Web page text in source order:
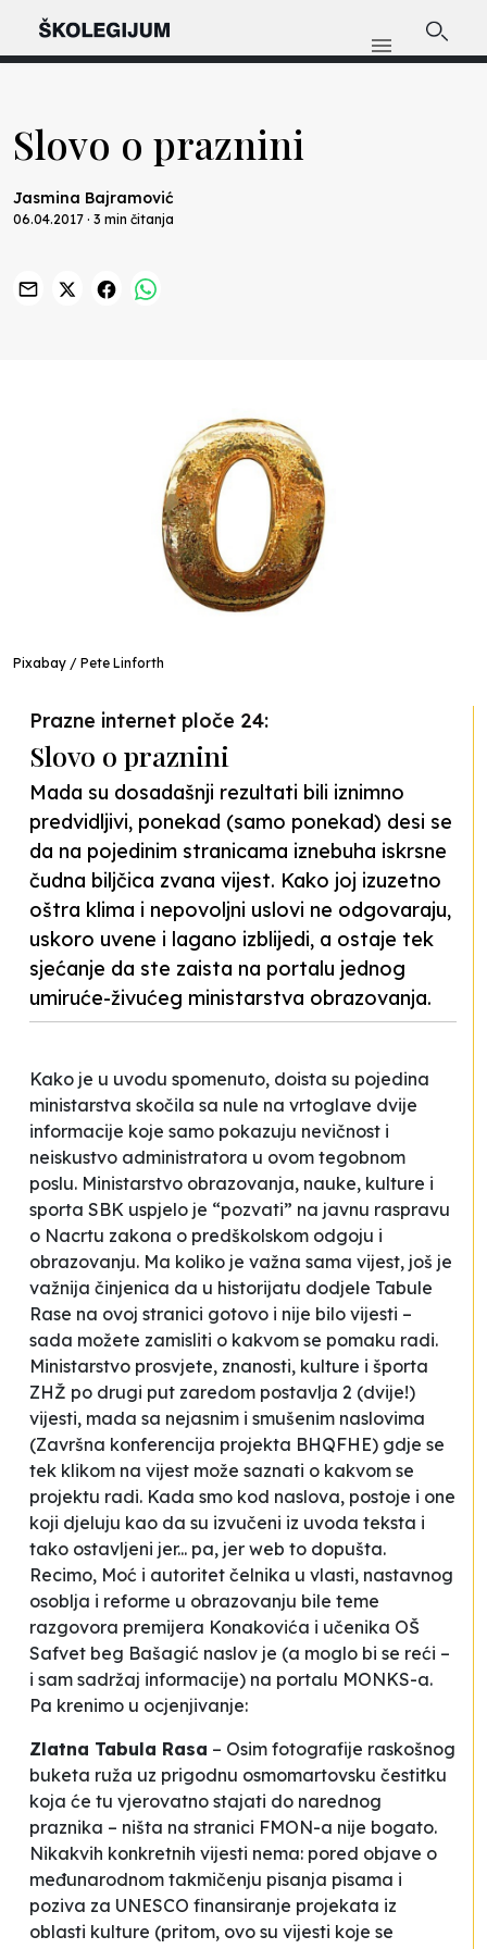
Slovo o praznini
Jasmina Bajramović
06.04.2017 · 3 min čitanja
Pixabay / Pete Linforth
Prazne internet ploče 24:
Slovo o praznini
Mada su dosadašnji rezultati bili iznimno
predvidljivi, ponekad (samo ponekad) desi se
da na pojedinim stranicama iznebuha iskrsne
čudna biljčica zvana vijest. Kako joj izuzetno
oštra klima i nepovoljni uslovi ne odgovaraju,
uskoro uvene i lagano izblijedi, a ostaje tek
sjećanje da ste zaista na portalu jednog
umiruće-živućeg ministarstva obrazovanja.
Kako je u uvodu spomenuto, doista su pojedina
ministarstva skočila sa nule na vrtoglave dvije
informacije koje samo pokazuju nevičnost i
neiskustvo administratora u ovom tegobnom
poslu. Ministarstvo obrazovanja, nauke, kulture i
sporta SBK uspjelo je “pozvati” na javnu raspravu
o Nacrtu zakona o predškolskom odgoju i
obrazovanju. Ma koliko je važna sama vijest, još je
važnija činjenica da u historijatu dodjele Tabule
Rase na ovoj stranici gotovo i nije bilo vijesti –
sada možete zamisliti o kakvom se pomaku radi.
Ministarstvo prosvjete, znanosti, kulture i športa
ZHŽ po drugi put zaredom postavlja 2 (dvije!)
vijesti, mada sa nejasnim i smušenim naslovima
(Završna konferencija projekta BHQFHE) gdje se
tek klikom na vijest može saznati o kakvom se
projektu radi. Kada smo kod naslova, postoje i one
koji djeluju kao da su izvučeni iz uvoda teksta i
tako ostavljeni jer... pa, jer web to dopušta.
Recimo, Moć i autoritet čelnika u vlasti, nastavnog
osoblja i reforme u obrazovanju bile teme
razgovora premijera Konakovića i učenika OŠ
Safvet beg Bašagić naslov je (a moglo bi se reći –
i sam sadržaj informacije) na portalu MONKS-a.
Pa krenimo u ocjenjivanje:
Zlatna Tabula Rasa – Osim fotografije raskošnog
buketa ruža uz prigodnu osmomartovsku čestitku
koja će tu vjerovatno stajati do narednog
praznika – ništa na stranici FMON-a nije bogato.
Nikakvih konkretnih vijesti nema: pored objave o
međunarodnom takmičenju pisanja pisama i
poziva za UNESCO finansiranje projekata iz
oblasti kulture (pritom, ovo su vijesti koje se